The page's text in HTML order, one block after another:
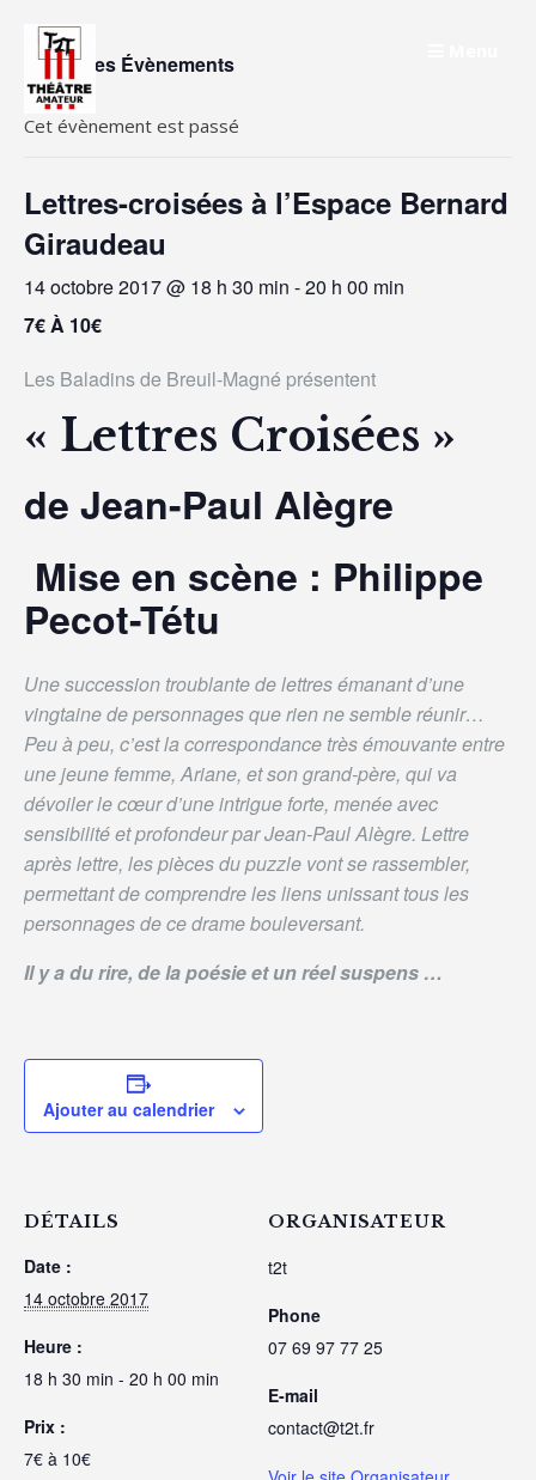
content
« Tous les Évènements
Cet évènement est passé
Lettres-croisées à l’Espace Bernard
Giraudeau
14 octobre 2017 @ 18 h 30 min -20 h 00 min
7€ À 10€
Les Baladins de Breuil-Magné présentent
« Lettres Croisées »
de Jean-Paul Alègre
Mise en scène : Philippe
Pecot-Tétu
Une succession troublante de lettres émanant d’une
vingtaine de personnages que rien ne semble réunir…
Peu à peu, c’est la correspondance très émouvante entre
une jeune femme, Ariane, et son grand-père, qui va
dévoiler le cœur d’une intrigue forte, menée avec
sensibilité et profondeur par Jean-Paul Alègre. Lettre
après lettre, les pièces du puzzle vont se rassembler,
permettant de comprendre les liens unissant tous les
personnages de ce drame bouleversant.
Il y a du rire, de la poésie et un réel suspens …
Ajouter au calendrier
DÉTAILS
Date :
14 octobre 2017
Heure :
18 h 30 min - 20 h 00 min
Prix :
7€ à 10€
ORGANISATEUR
t2t
Phone
07 69 97 77 25
E-mail
contact@t2t.fr